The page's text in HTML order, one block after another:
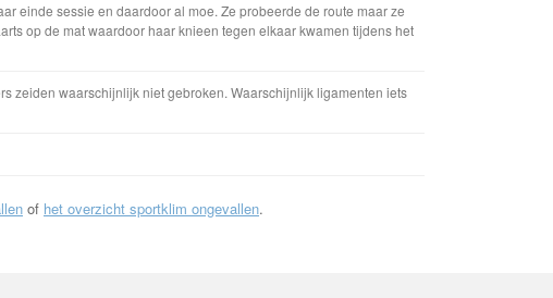
einde sessie en daardoor al moe. Ze probeerde de route maar ze
op de mat waardoor haar knieen tegen elkaar kwamen tijdens het
zeiden waarschijnlijk niet gebroken. Waarschijnlijk ligamenten iets
of het overzicht sportklim ongevallen.